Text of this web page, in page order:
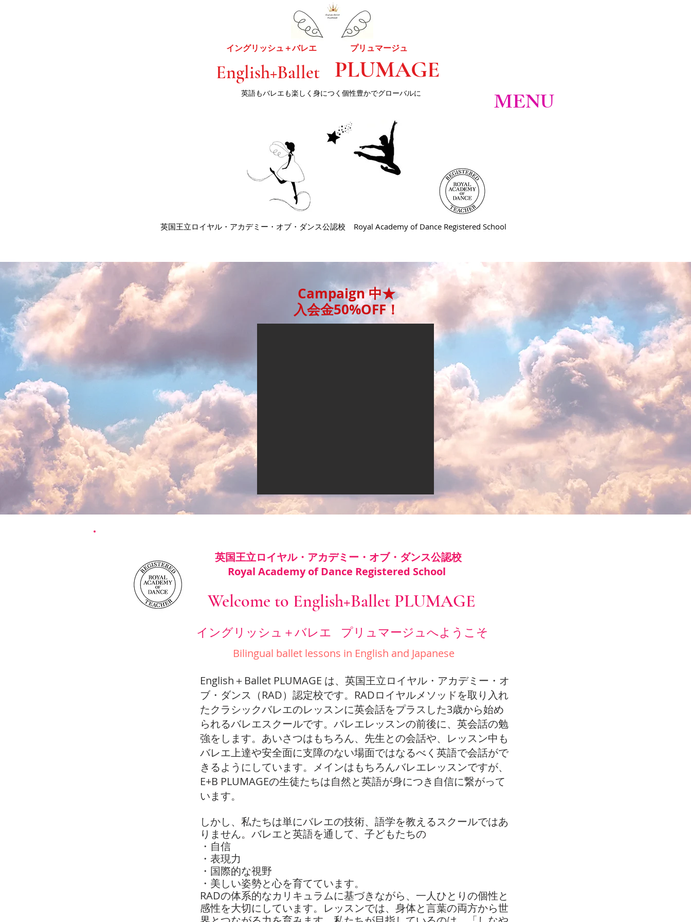
イングリッシュ＋バレエ
​English+Ballet
プリュマージュ
PLUMAGE
​英語もバレエも楽しく身につく個性豊かでグローバルに MENU
​英国王立ロイヤル・アカデミー・オブ・ダンス公認校 Royal Academy of Dance Registered School
Campaign 中★
入会金50%OFF！
​英国王立ロイヤル・アカデミー・オブ・ダンス公認校
Royal Academy of Dance Registered School
Welcome to English+Ballet PLUMAGE
イングリッシュ＋バレエ プリュマージュへようこそ
Bilingual ballet lessons in English and Japanese
English＋Ballet PLUMAGE は、 英国王立ロイヤル・アカデミー・オ
ブ・ダンス（RAD）認定校です。 RADロイヤルメソッドを取り入れ
たクラシックバレエのレッスンに英会話をプラスした3歳から始め
られるバレエスクールです。 バレエレッスンの前後に、 英会話の勉
強をします。 あいさつはもちろん、先生との会話や、
レッスン中も
バレエ上達や安全面に支障のない場面ではなるべく 英語で会話がで
きるようにしています。 メインはもちろんバレエレッスンですが、
E+B PLUMAGEの生徒たちは自然と英語が身につき 自信に繋がって
います。
しかし、私たちは単にバレエの技術、語学を教えるスクールではあ
りません。バレエと英語を通して、子どもたちの
・自信
・表現力
・国際的な視野
・美しい姿勢と心を育てています。
RADの体系的なカリキュラムに基づきながら、一人ひとりの個性と
感性を大切にしています。レッスンでは、身体と言葉の両方から世